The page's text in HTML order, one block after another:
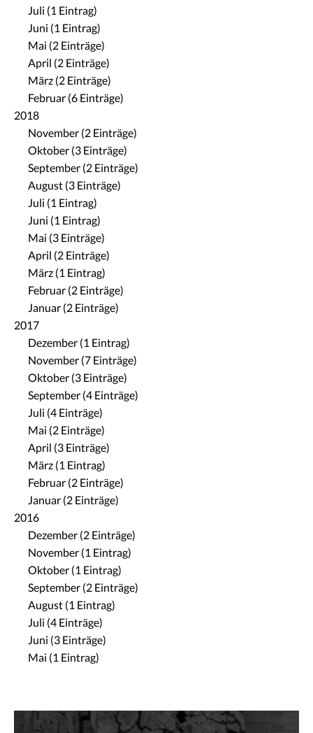
Juli (1 Eintrag)
Juni (1 Eintrag)
Mai (2 Einträge)
April (2 Einträge)
März (2 Einträge)
Februar (6 Einträge)
2018
November (2 Einträge)
Oktober (3 Einträge)
September (2 Einträge)
August (3 Einträge)
Juli (1 Eintrag)
Juni (1 Eintrag)
Mai (3 Einträge)
April (2 Einträge)
März (1 Eintrag)
Februar (2 Einträge)
Januar (2 Einträge)
2017
Dezember (1 Eintrag)
November (7 Einträge)
Oktober (3 Einträge)
September (4 Einträge)
Juli (4 Einträge)
Mai (2 Einträge)
April (3 Einträge)
März (1 Eintrag)
Februar (2 Einträge)
Januar (2 Einträge)
2016
Dezember (2 Einträge)
November (1 Eintrag)
Oktober (1 Eintrag)
September (2 Einträge)
August (1 Eintrag)
Juli (4 Einträge)
Juni (3 Einträge)
Mai (1 Eintrag)